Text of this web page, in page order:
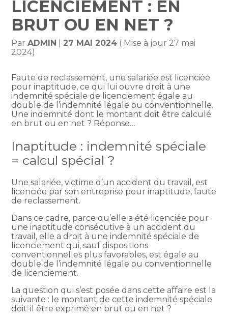
LICENCIEMENT : EN
BRUT OU EN NET ?
ParADMIN 27 MAI 2024 ( Mise à jour 27 mai
2024)
Faute de reclassement, une salariée est licenciée
pour inaptitude, ce qui lui ouvre droit à une
indemnité spéciale de licenciement égale au
double de l’indemnité légale ou conventionnelle.
Une indemnité dont le montant doit être calculé
en brut ou en net ? Réponse…
Inaptitude : indemnité spéciale
= calcul spécial ?
Une salariée, victime d’un accident du travail, est
licenciée par son entreprise pour inaptitude, faute
de reclassement.
Dans ce cadre, parce qu’elle a été licenciée pour
une inaptitude consécutive à un accident du
travail, elle a droit à une indemnité spéciale de
licenciement qui, sauf dispositions
conventionnelles plus favorables, est égale au
double de l’indemnité légale ou conventionnelle
de licenciement.
La question qui s’est posée dans cette affaire est la
suivante : le montant de cette indemnité spéciale
doit-il être exprimé en brut ou en net ?